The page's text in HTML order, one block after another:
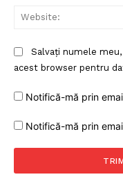
Salvați numele
acest browser pentru
Notifică-mă prin
Notifică-mă prin